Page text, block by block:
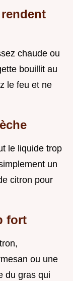
chaude ou
bouillit au
le feu et ne
le liquide trop
un
citron pour
fort
ou une
du gras qui